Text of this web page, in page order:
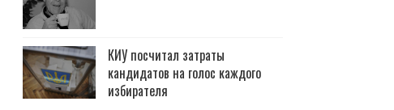
КИУ посчитал затраты
кандидатов на голос каждого
избирателя